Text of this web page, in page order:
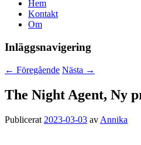
Hem
Kontakt
Om
Inläggsnavigering
← Föregående Nästa →
The Night Agent, Ny
Publicerat 2023-03-03 av Annika